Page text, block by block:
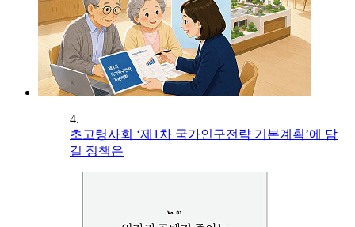
4.
초고령사회 ‘제1차 국가인구전략 기본계획’에 담
길 정책은